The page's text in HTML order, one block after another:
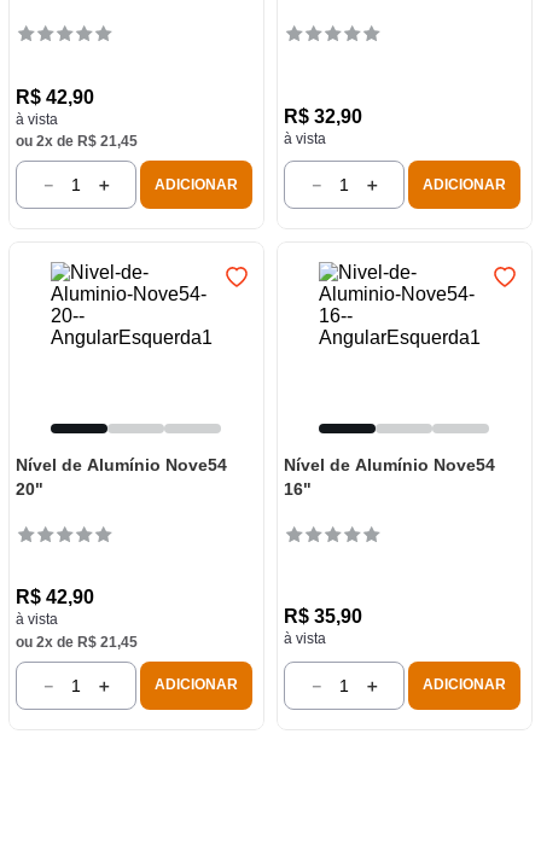
R$ 42,90
à vista
ou 2x de R$ 21,45
＋
－ ADICIONAR
R$ 32,90
à vista
＋
－ ADICIONAR
Nível de Alumínio Nove54
20"
R$ 42,90
à vista
ou 2x de R$ 21,45
＋
－ ADICIONAR
Nível de Alumínio Nove54
16"
R$ 35,90
à vista
＋
－ ADICIONAR